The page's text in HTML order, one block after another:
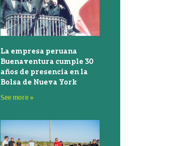
La empresa peruana
Buenaventura cumple 30
años de presencia en la
Bolsa de Nueva York
See more »